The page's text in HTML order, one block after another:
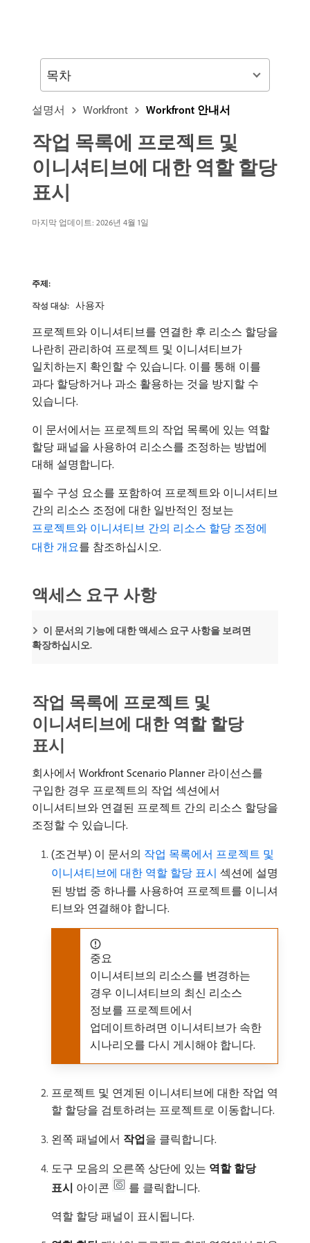
설명서 Workfront Workfront 안내서
작업 목록에 프로젝트 및
이니셔티브에 대한 역할 할당
표시
마지막 업데이트: 2026년 4월 1일
주제:
작성 대상: 사용자
프로젝트와 이니셔티브를 연결한 후 리소스 할당을
나란히 관리하여 프로젝트 및 이니셔티브가
일치하는지 확인할 수 있습니다. 이를 통해 이를
과다 할당하거나 과소 활용하는 것을 방지할 수
있습니다.
이 문서에서는 프로젝트의 작업 목록에 있는 역할
할당 패널을 사용하여 리소스를 조정하는 방법에
대해 설명합니다.
필수 구성 요소를 포함하여 프로젝트와 이니셔티브
간의 리소스 조정에 대한 일반적인 정보는
프로젝트와 이니셔티브 간의 리소스 할당 조정에
대한 개요를 참조하십시오.
액세스 요구 사항
이 문서의 기능에 대한 액세스 요구 사항을 보려면
확장하십시오.
작업 목록에 프로젝트 및
이니셔티브에 대한 역할 할당
표시
회사에서 Workfront Scenario Planner 라이선스를
구입한 경우 프로젝트의 작업 섹션에서
이니셔티브와 연결된 프로젝트 간의 리소스 할당을
조정할 수 있습니다.
(조건부) 이 문서의 작업 목록에서 프로젝트 및
이니셔티브에 대한 역할 할당 표시 섹션에 설명
된 방법 중 하나를 사용하여 프로젝트를 이니셔
티브와 연결해야 합니다.
중요
이니셔티브의 리소스를 변경하는
경우 이니셔티브의 최신 리소스
정보를 프로젝트에서
업데이트하려면 이니셔티브가 속한
시나리오를 다시 게시해야 합니다.
프로젝트 및 연계된 이니셔티브에 대한 작업 역
할 할당을 검토하려는 프로젝트로 이동합니다.
왼쪽 패널에서 작업​을 클릭합니다.
도구 모음의 오른쪽 상단에 있는 역할 할당
표시 아이콘 를 클릭합니다.
역할 할당 패널이 표시됩니다.
목차